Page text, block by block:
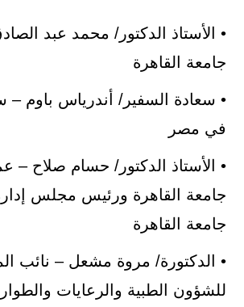
• الأستاذ الدكتور/ محمد عبد
جامعة القاهرة
• سعادة السفير/ أندرياس باوم –
في مصر
• الأستاذ الدكتور/ حسام صلاح –
جامعة القاهرة ورئيس مجلس
جامعة القاهرة
• الدكتورة/ مروة مشعل – نائب
للشؤون الطبية والرعايات